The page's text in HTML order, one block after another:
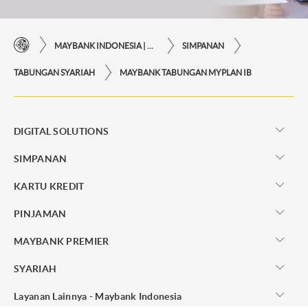
SIMPANAN
TABUNGAN SYARIAH MAYBANK TABUNGAN MYPLAN IB
DIGITAL SOLUTIONS
SIMPANAN
KARTU KREDIT
PINJAMAN
MAYBANK PREMIER
SYARIAH
Layanan Lainnya - Maybank Indonesia